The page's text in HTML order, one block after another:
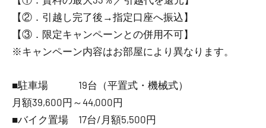
【②．引越し完了後→指定口座へ振込】
【③．限定キャンペーンとの併用不可】
※キャンペーン内容はお部屋により異なります。
■駐車場 19台（平置式・機械式）
月額39,600円～44,000円
■バイク置場 17台/月額5,500円